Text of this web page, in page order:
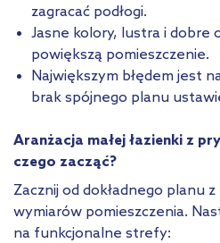
zagracać podłogi.
Jasne kolory, lustra i dobre
powiększą pomieszczenie.
Największym błędem jest
brak spójnego planu
Aranżacja małej łazienki z
czego zacząć?
Zacznij od dokładnego planu
wymiarów pomieszczenia.
na funkcjonalne strefy: